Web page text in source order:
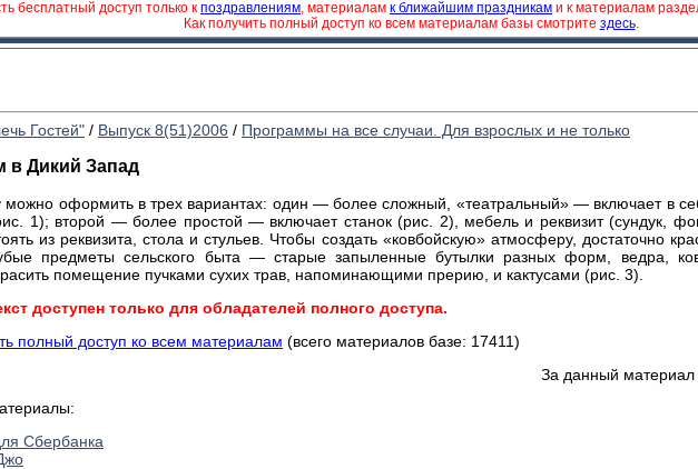
бесплатный доступ только к поздравлениям, материалам к ближайшим праздникам и к материалам
Как получить полный доступ ко всем материалам базы смотрите здесь.
Гостей" / Выпуск 8(51)2006 / Программы на все случаи. Для взрослых и не только
в Дикий Запад
оформить в трех вариантах: один — более сложный, «театральный» — включает в
1); второй — более простой — включает станок (рис. 2), мебель и реквизит (сундук,
из реквизита, стола и стульев. Чтобы создать «ковбойскую» атмосферу, достаточно
предметы сельского быта — старые запыленные бутылки разных форм, ведра,
помещение пучками сухих трав, напоминающими прерию, и кактусами (рис. 3).
доступен только для обладателей полного доступа.
полный доступ ко всем материалам (всего материалов базе: 17411)
За данный материал
Сбербанка